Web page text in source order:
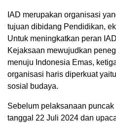
IAD merupakan organisasi
tujuan dibidang Pendidikan,
Untuk meningkatkan peran
Kejaksaan mewujudkan
menuju Indonesia Emas,
organisasi haris diperkuat
sosial budaya.
Sebelum pelaksanaan
tanggal 22 Juli 2024 dan